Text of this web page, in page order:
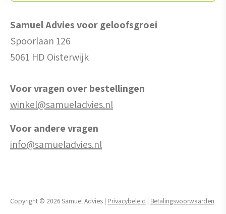
Samuel Advies voor geloofsgroei
Spoorlaan 126
5061 HD Oisterwijk
Voor vragen over bestellingen
winkel@samueladvies.nl
Voor andere vragen
info@samueladvies.nl
Copyright © 2026 Samuel Advies | Privacybeleid | Betalingsvoorwaarden